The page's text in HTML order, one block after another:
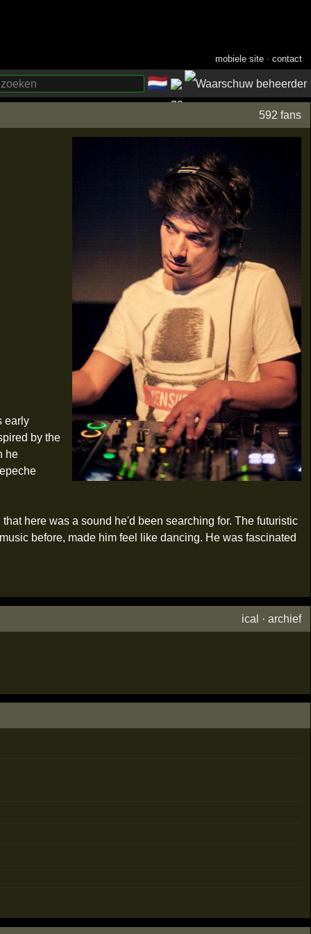
mobiele site ·contact
🇳🇱
592 fans
early
by the
he
here was a sound he'd been searching for. The futuristic
before, made him feel like dancing. He was fascinated
ical ·archief